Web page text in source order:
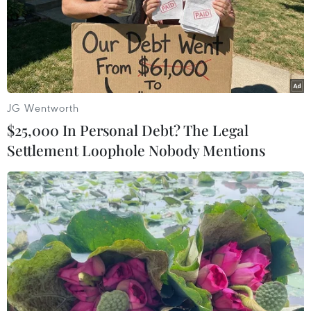
Lao động Việt Nam dũng
cảm cứu người trong động
đất Kumamoto
29/07/2026 07:41
Động đất tại Nhật Bản: Các
cơ quan đại diện Việt Nam
khẩn trương bảo hộ công
dân
29/07/2026 07:21
Động đất tại Nhật Bản: Một
lao động Việt Nam thiệt
mạng tại Kumamoto
29/07/2026 03:04
Động đất tại Nhật Bản:
Chưa ghi nhận thông tin
công dân Việt Nam bị
thương vong
28/07/2026 22:51
JG Wentworth
$25,000 In Personal Debt? The Legal
Settlement Loophole Nobody Mentions